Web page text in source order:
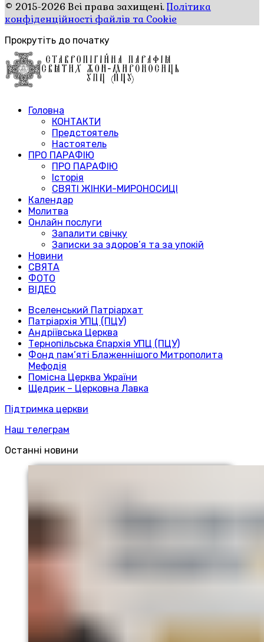
© 2015-2026 Всі права захищені.Політика
конфіденційності файлів та Cookie
Прокрутіть до початку
Головна
КОНТАКТИ
Предстоятель
Настоятель
ПРО ПАРАФІЮ
ПРО ПАРАФІЮ
Історія
СВЯТІ ЖІНКИ-МИРОНОСИЦІ
Календар
Молитва
Онлайн послуги
Запалити свічку
Записки за здоров’я та за упокій
Новини
СВЯТА
ФОТО
ВІДЕО
Вселенський Патріархат
Патріархія УПЦ (ПЦУ)
Андріївська Церква
Тернопільська Єпархія УПЦ (ПЦУ)
Фонд пам’яті Блаженнішого Митрополита
Мефодія
Помісна Церква України
Щедрик – Церковна Лавка
Підтримка церкви
Наш телеграм
Останні новини